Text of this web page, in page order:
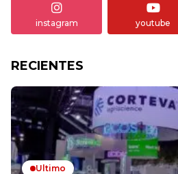
instagram youtube
RECIENTES
Ultimo